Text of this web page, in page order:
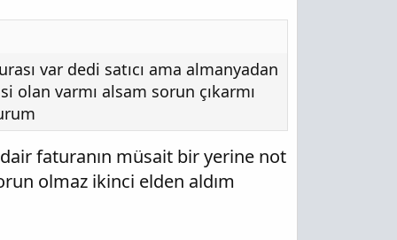
var dedi satıcı ama almanyadan
olan varmı alsam sorun çıkarmı
faturanın müsait bir yerine not
olmaz ikinci elden aldım